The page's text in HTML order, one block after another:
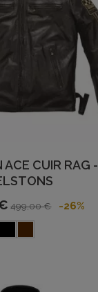
ACE CUIR RAG -
499,00 € -26%